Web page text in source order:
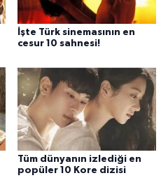
İşte Türk sinemasının en
cesur 10 sahnesi!
Tüm dünyanın izlediği en
popüler 10 Kore dizisi